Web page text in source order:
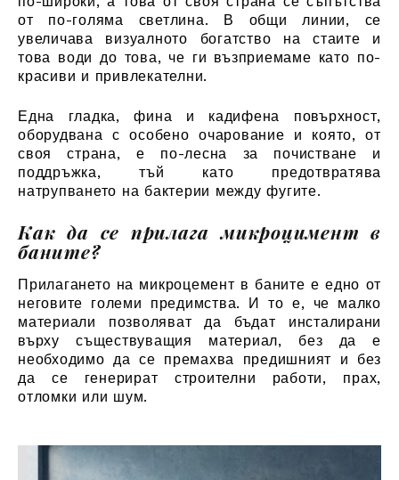
от по-голяма светлина. В общи линии, се
увеличава визуалното богатство на стаите и
това води до това, че ги възприемаме като по-
красиви и привлекателни.
Една гладка, фина и кадифена повърхност,
оборудвана с особено очарование и която, от
своя страна, е по-лесна за почистване и
поддръжка, тъй като предотвратява
натрупването на бактерии между фугите.
Как да се прилага микроцимент в
баните?
Прилагането на микроцемент в баните е едно от
неговите големи предимства. И то е, че малко
материали позволяват да бъдат инсталирани
върху съществуващия материал, без да е
необходимо да се премахва предишният и без
да се генерират строителни работи, прах,
отломки или шум.